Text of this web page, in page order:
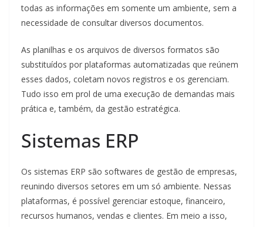
todas as informações em somente um ambiente, sem a
necessidade de consultar diversos documentos.
As planilhas e os arquivos de diversos formatos são
substituídos por plataformas automatizadas que reúnem
esses dados, coletam novos registros e os gerenciam.
Tudo isso em prol de uma execução de demandas mais
prática e, também, da gestão estratégica.
Sistemas ERP
Os sistemas ERP são softwares de gestão de empresas,
reunindo diversos setores em um só ambiente. Nessas
plataformas, é possível gerenciar estoque, financeiro,
recursos humanos, vendas e clientes. Em meio a isso,